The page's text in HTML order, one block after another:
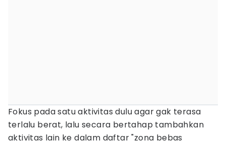
Fokus pada satu aktivitas dulu agar gak terasa
terlalu berat, lalu secara bertahap tambahkan
aktivitas lain ke dalam daftar "zona bebas